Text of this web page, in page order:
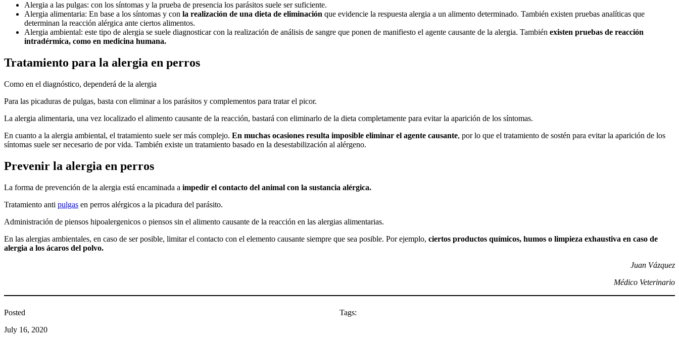
Alergia a las pulgas: con los síntomas y la prueba de presencia los parásitos suele ser suficiente.
Alergia alimentaria: En base a los síntomas y con la realización de una dieta de eliminación que evidencie la respuesta alergia a un alimento determinado. También existen pruebas analíticas que
determinan la reacción alérgica ante ciertos alimentos.
Alergia ambiental: este tipo de alergia se suele diagnosticar con la realización de análisis de sangre que ponen de manifiesto el agente causante de la alergia. También existen pruebas de reacción
intradérmica, como en medicina humana.
Tratamiento para la alergia en perros
Como en el diagnóstico, dependerá de la alergia
Para las picaduras de pulgas, basta con eliminar a los parásitos y complementos para tratar el picor.
La alergia alimentaria, una vez localizado el alimento causante de la reacción, bastará con eliminarlo de la dieta completamente para evitar la aparición de los síntomas.
En cuanto a la alergia ambiental, el tratamiento suele ser más complejo. En muchas ocasiones resulta imposible eliminar el agente causante, por lo que el tratamiento de sostén para evitar la aparición de los
síntomas suele ser necesario de por vida. También existe un tratamiento basado en la desestabilización al alérgeno.
Prevenir la alergia en perros
La forma de prevención de la alergia está encaminada a impedir el contacto del animal con la sustancia alérgica.
Tratamiento anti pulgas en perros alérgicos a la picadura del parásito.
Administración de piensos hipoalergenicos o piensos sin el alimento causante de la reacción en las alergias alimentarias.
En las alergias ambientales, en caso de ser posible, limitar el contacto con el elemento causante siempre que sea posible. Por ejemplo, ciertos productos químicos, humos o limpieza exhaustiva en caso de
alergia a los ácaros del polvo.
Juan Vázquez
Médico Veterinario
Posted
July 16, 2020
Tags: